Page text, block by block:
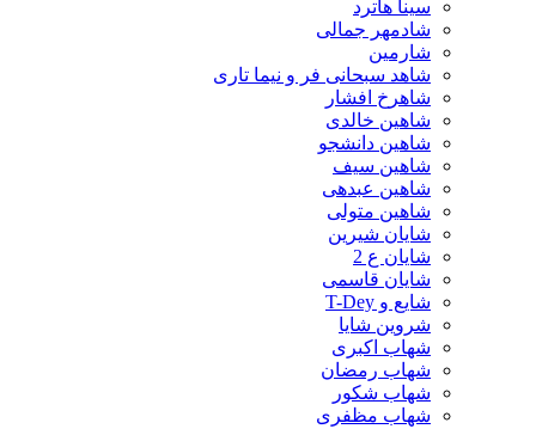
سینا هاترد
شادمهر جمالی
شارمین
شاهد سبحانی فر و نیما تاری
شاهرخ افشار
شاهین خالدی
شاهین دانشجو
شاهین سیف
شاهین عبدهی
شاهین متولی
شایان شیرین
شایان ع 2
شایان قاسمی
شایع و T-Dey
شروین شایا
شهاب اکبری
شهاب رمضان
شهاب شکور
شهاب مظفری